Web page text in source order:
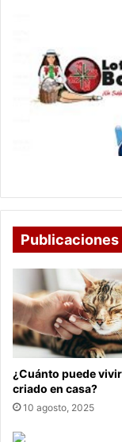
¿Cuánto puede
criado en casa?
10 agosto, 2025